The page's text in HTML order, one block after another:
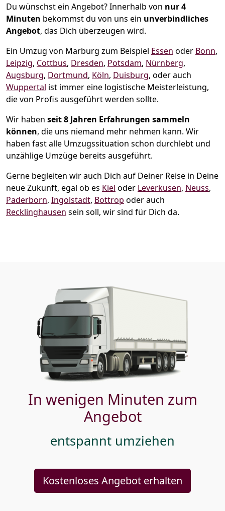
Du wünschst ein Angebot? Innerhalb von nur 4
Minuten bekommst du von uns ein unverbindliches
Angebot, das Dich überzeugen wird.
Ein Umzug von Marburg zum Beispiel Essen oder Bonn,
Leipzig, Cottbus, Dresden, Potsdam, Nürnberg,
Augsburg, Dortmund, Köln, Duisburg, oder auch
Wuppertal ist immer eine logistische Meisterleistung,
die von Profis ausgeführt werden sollte.
Wir haben seit8 Jahren Erfahrungen sammeln
können, die uns niemand mehr nehmen kann. Wir
haben fast alle Umzugssituation schon durchlebt und
unzählige Umzüge bereits ausgeführt.
Gerne begleiten wir auch Dich auf Deiner Reise in Deine
neue Zukunft, egal ob es Kiel oder Leverkusen, Neuss,
Paderborn, Ingolstadt, Bottrop oder auch
Recklinghausen sein soll, wir sind für Dich da.
In wenigen Minuten zum
Angebot
entspannt umziehen
Kostenloses Angebot erhalten